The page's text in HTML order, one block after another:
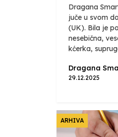
Dragana
juče u svom
(UK). Bila je
nesebična,
kćerka,
Dragana
29.12.2025
ARHIVA